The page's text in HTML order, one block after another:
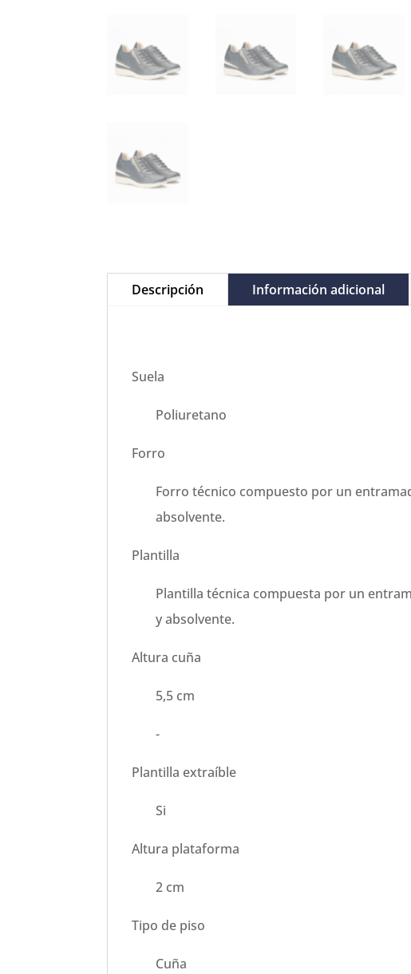
Descripción Información adicional
Suela
Poliuretano
Forro
Forro técnico compuesto por un
absolvente.
Plantilla
Plantilla técnica compuesta por un
y absolvente.
Altura cuña
5,5 cm
-
Plantilla extraíble
Si
Altura plataforma
2 cm
Tipo de piso
Cuña